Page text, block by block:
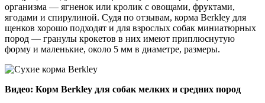
организма — ягненок или кролик с овощами, фруктами,
ягодами и спирулиной. Судя по отзывам, корма Berkley для
щенков хорошо подходят и для взрослых собак миниатюрных
пород — гранулы крокетов в них имеют приплюснутую
форму и маленькие, около 5 мм в диаметре, размеры.
Видео: Корм Berkley для собак мелких и средних пород